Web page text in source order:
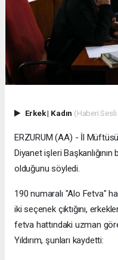
Erkek| Kadın (Haberi
ERZURUM (AA) - İl
Diyanet işleri Başkanlığının
olduğunu söyledi.
190 numaralı "Alo Fetva"
iki seçenek çıktığını,
fetva hattındaki uzman
Yıldırım, şunları kaydetti: